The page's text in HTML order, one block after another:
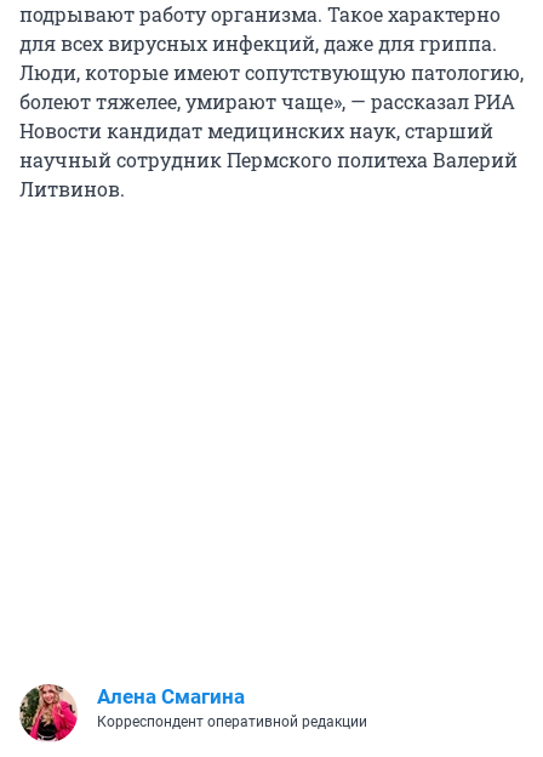
подрывают работу организма. Такое характерно
для всех вирусных инфекций, даже для гриппа.
Люди, которые имеют сопутствующую патологию,
болеют тяжелее, умирают чаще», — рассказал РИА
Новости кандидат медицинских наук, старший
научный сотрудник Пермского политеха Валерий
Литвинов.
Алена Смагина
Корреспондент оперативной редакции